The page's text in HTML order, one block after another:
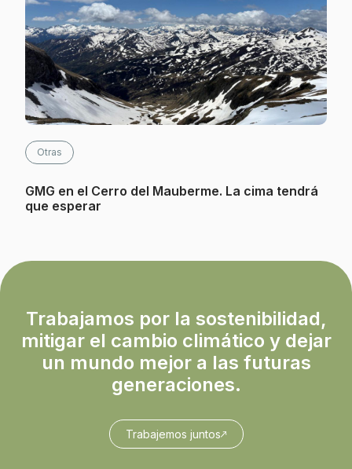
Otras
GMG en el Cerro del Mauberme. La cima tendrá
que esperar
Trabajamos por la sostenibilidad,
mitigar el cambio climático y dejar
un mundo mejor a las futuras
generaciones.
Trabajemos juntos